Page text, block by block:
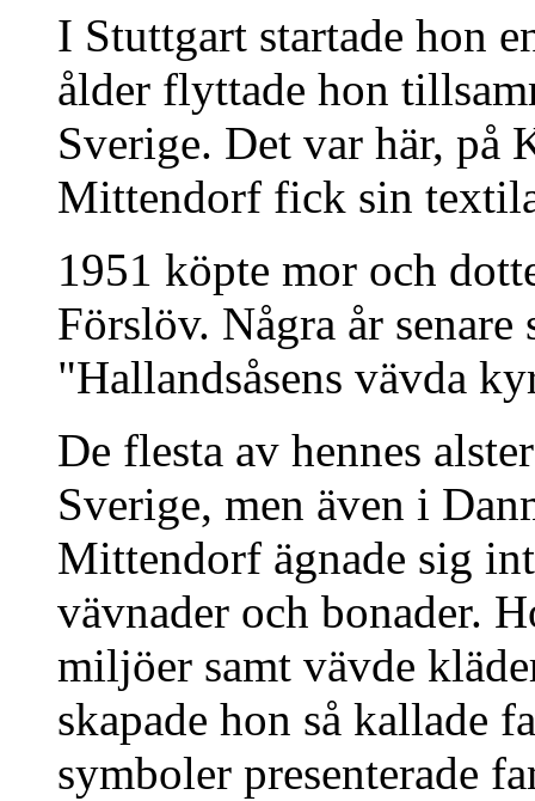
I Stuttgart startade hon
ålder flyttade hon
Sverige. Det var här, på
Mittendorf fick sin
1951 köpte mor och
Förslöv. Några år
"Hallandsåsens vävda
De flesta av hennes
Sverige, men även i
Mittendorf ägnade sig
vävnader och bonader.
miljöer samt vävde
skapade hon så kallade
symboler presenterade